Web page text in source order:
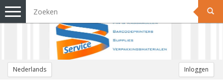
Nederlands Inloggen
Toggle
navigation